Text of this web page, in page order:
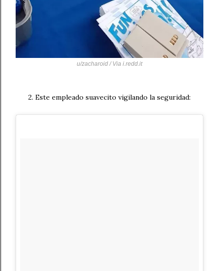
u/zacharoid / Via i.redd.it
2. Este empleado suavecito vigilando la seguridad: